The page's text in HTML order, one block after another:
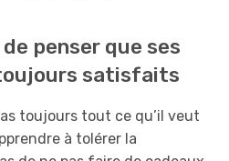
penser que ses
satisfaits
toujours tout ce qu’il veut
à tolérer la